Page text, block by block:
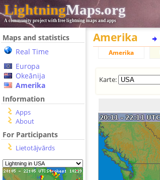
LightningMaps.org
A community project with free lightning maps and apps
Maps and statistics
Real Time
Europa
Okeānija
Amerika
Information
Apps
About
For Participants
Lietotājvārds
Amerika
Amerika
Karte: